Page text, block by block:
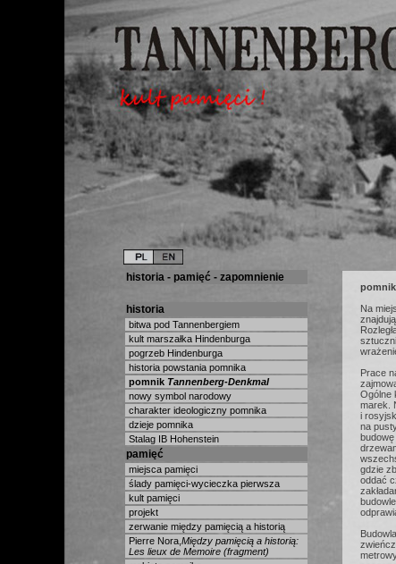
historia - pamięć - zapomnienie
historia
bitwa pod Tannenbergiem
kult marszałka Hindenburga
pogrzeb Hindenburga
historia powstania pomnika
pomnik Tannenberg-Denkmal
nowy symbol narodowy
charakter ideologiczny pomnika
dzieje pomnika
Stalag IB Hohenstein
pamięć
miejsca pamięci
ślady pamięci-wycieczka pierwsza
kult pamięci
projekt
zerwanie między pamięcią a historią
Pierre Nora, Między pamięcią a historią:
Les lieux de Memoire (fragment)
pomnik
Na
Prace
Ogólne
marek.
i
na
gdzie
oddać